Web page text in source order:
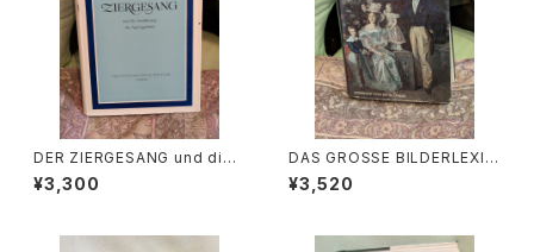
DER ZIERGESANG und die
Ausfuhrung der Appoggiat
ura【著者：Kurt Wichmann】出
¥3,300
DAS GROSSE BILDERLEXIK
ON DER MODE【著者：Ludmil
a Kybalová, Olga Herbeno
¥3,520